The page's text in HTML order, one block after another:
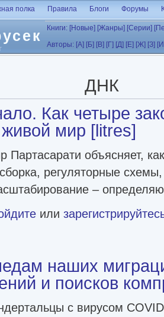
полка Правила Блоги Форумы
Книги: [Новые] [Жанры] [Серии]
Авторы: [А] [Б] [В] [Г] [Д] [Е] [Ж] [З]
ДНК
Как четыре
мир [litres]
Партасарати объясняет,
регуляторные
–
начало. Как четыре закона физики
или
наших
и поисков
с вирусом